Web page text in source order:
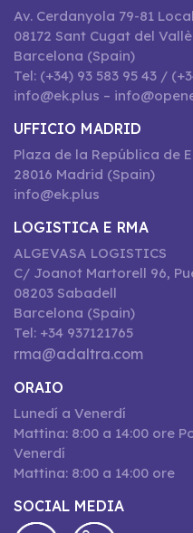
Av. Cerdanyola 79-81
08172 Sant Cugat del
Barcelona (Spain)
Tel: (+34) 93 583 95 43 /
info@ek.plus –
UFFICIO MADRID
Plaza de la República de
28016 Madrid (Spain)
info@ek.plus
LOGISTICA E RMA
ALGEVASA LOGISTICS
C/ Joanot Martorell 96,
08203 Sabadell
Barcelona (Spain)
Tel: +34 937121765
rma@adaltra.com
ORAIO
Lunedí a Venerdí
Mattina: 8:00 a 14:00 ore
Venerdí
Mattina: 8:00 a 14:00 ore
SOCIAL MEDIA